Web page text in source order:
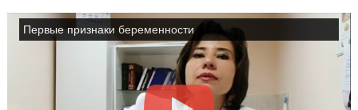
Первые признаки беременности